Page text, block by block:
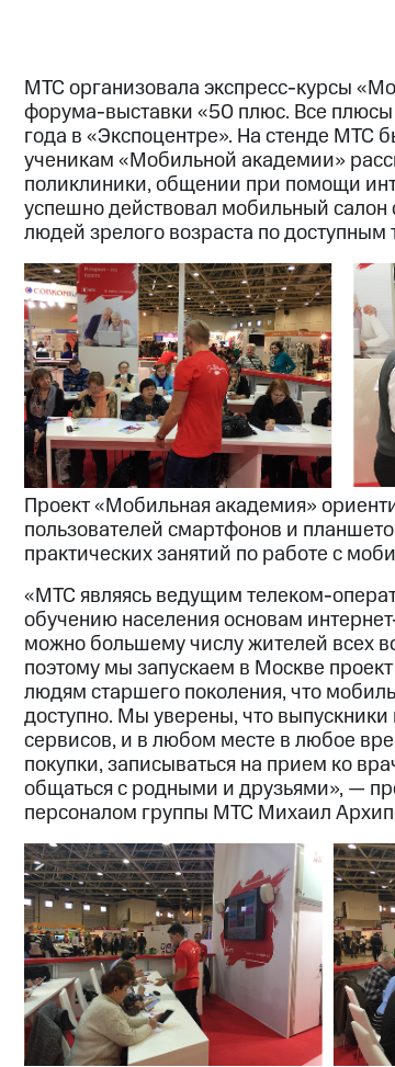
МТС организовала экспресс-курсы
форума-выставки «50 плюс. Все плюсы
года в «Экспоцентре». На стенде МТС
ученикам «Мобильной академии»
поликлиники, общении при помощи
успешно действовал мобильный салон
людей зрелого возраста по
Проект «Мобильная академия»
пользователей смартфонов и
практических занятий по работе с
«МТС являясь ведущим телеком-
обучению населения основам
можно большему числу жителей всех
поэтому мы запускаем в Москве
людям старшего поколения, что
доступно. Мы уверены, что
сервисов, и в любом месте в любое
покупки, записываться на прием ко
общаться с родными и друзьями», —
персоналом группы МТС Михаил